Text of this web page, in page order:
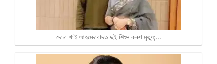
দোচা খাই আহমেদাবাদত দুই শিশুৰ কৰুণ মৃত্যু;…